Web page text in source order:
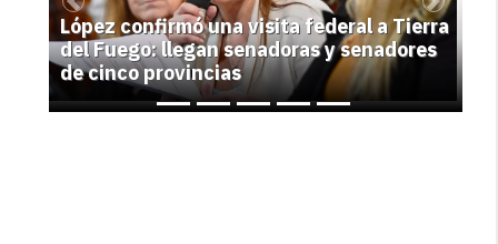
López confirmó una visita federal a Tierra
del Fuego: llegan senadoras y senadores
de cinco provincias
Previous Next